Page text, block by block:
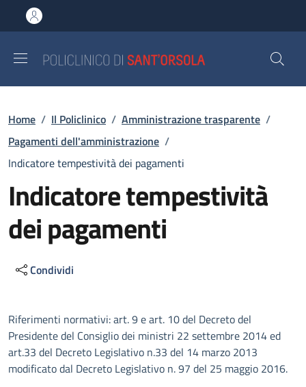
al contenuto principale
to footer content
Briciole di pane
Home / Il Policlinico / Amministrazione trasparente /
Pagamenti dell'amministrazione /
Indicatore tempestività dei pagamenti
Indicatore tempestività
dei pagamenti
Condividi
Descrizione
Riferimenti normativi: art. 9 e art. 10 del Decreto del
Presidente del Consiglio dei ministri 22 settembre 2014 ed
art.33 del Decreto Legislativo n.33 del 14 marzo 2013
modificato dal Decreto Legislativo n. 97 del 25 maggio 2016.